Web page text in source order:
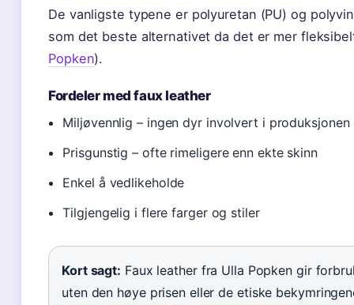
De vanligste typene er polyuretan (PU) og
som det beste alternativet da det er mer
Popken).
Fordeler med faux leather
Miljøvennlig – ingen dyr involvert i produksjonen
Prisgunstig – ofte rimeligere enn ekte skinn
Enkel å vedlikeholde
Tilgjengelig i flere farger og stiler
Kort sagt: Faux leather fra Ulla Popken gir
uten den høye prisen eller de etiske